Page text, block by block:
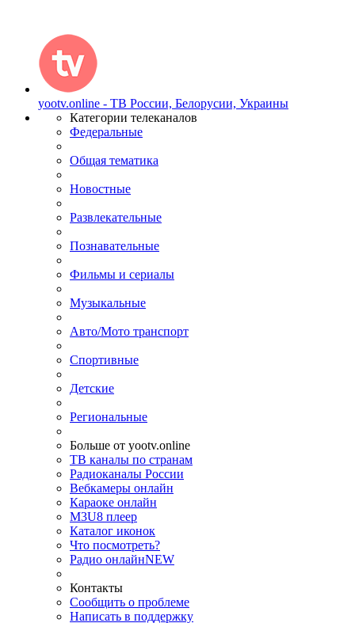
yootv.online - ТВ России, Белорусии, Украины
Категории телеканалов
Федеральные
Общая тематика
Новостные
Развлекательные
Познавательные
Фильмы и сериалы
Музыкальные
Авто/Мото транспорт
Спортивные
Детские
Региональные
Больше от yootv.online
ТВ каналы по странам
Радиоканалы России
Вебкамеры онлайн
Караоке онлайн
M3U8 плеер
Каталог иконок
Что посмотреть?
Радио онлайнNEW
Контакты
Сообщить о проблеме
Написать в поддержку